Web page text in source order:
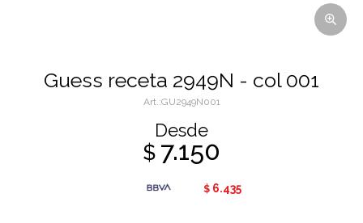
Guess receta 2949N - col 001
GU2949N001
Desde
$ 7.150
$ 6.435